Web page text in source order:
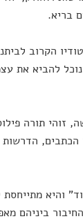
בריא.
הקרוב
להביא את
זוהי תורה
כ-2000 שנים אוחדו בהודו
והיא מתייחסת
ביניהם